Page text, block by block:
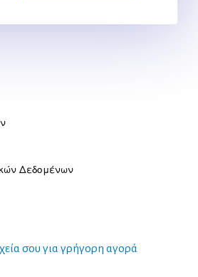
Δεδομένων
σου για γρήγορη αγορά